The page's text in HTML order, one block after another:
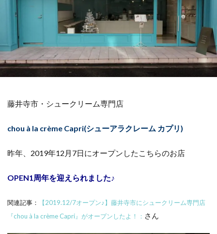
藤井寺市・シュークリーム専門店
chou à la crème Capri(シューアラクレーム カプリ)
昨年、2019年12月7日にオープンしたこちらのお店
OPEN1周年を迎えられました♪
関連記事：
【2019.12/7オープン♪】藤井寺市にシュークリーム専門店
『chou à la crème Capri』がオープンしたよ！： さん